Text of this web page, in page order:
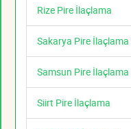
Rize Pire İlaçlama
Sakarya Pire İlaçlama
Samsun Pire İlaçlama
Siirt Pire İlaçlama